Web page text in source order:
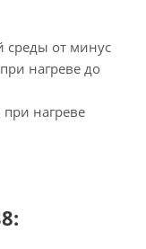
среды от минус
нагреве до
нагреве